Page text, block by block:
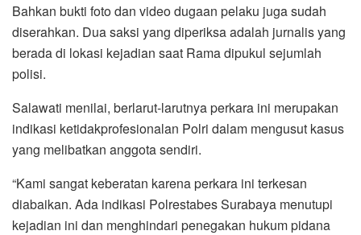
Bahkan bukti foto dan video dugaan pelaku juga sudah
diserahkan. Dua saksi yang diperiksa adalah jurnalis yang
berada di lokasi kejadian saat Rama dipukul sejumlah
polisi.
Salawati menilai, berlarut-larutnya perkara ini merupakan
indikasi ketidakprofesionalan Polri dalam mengusut kasus
yang melibatkan anggota sendiri.
“Kami sangat keberatan karena perkara ini terkesan
diabaikan. Ada indikasi Polrestabes Surabaya menutupi
kejadian ini dan menghindari penegakan hukum pidana